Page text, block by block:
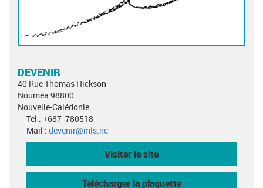
DEVENIR
40 Rue Thomas Hickson
Nouméa 98800
Nouvelle-Calédonie
Tel : +687_780518
Mail : devenir@mls.nc
Visiter le site
Télécharger la plaquette